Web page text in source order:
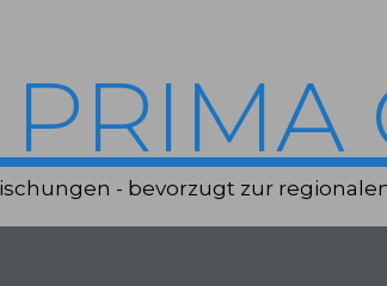
- bevorzugt zur